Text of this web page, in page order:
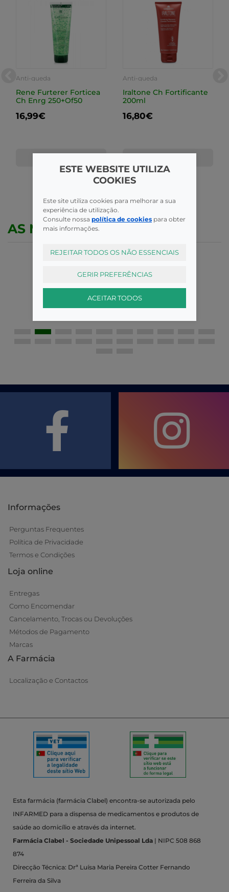
Anti-queda
Rene Furterer Forticea
Ch Enrg 250+Of50
16,99€
Anti-queda
Iraltone Ch Fortificante
200ml
16,80€
AS MELHORES MARCAS
Informações
Perguntas Frequentes
Política de Privacidade
Termos e Condições
Loja online
Entregas
Como Encomendar
Cancelamento, Trocas ou Devoluções
Métodos de Pagamento
Marcas
A Farmácia
Localização e Contactos
Esta farmácia (farmácia Clabel) encontra-se autorizada pelo
INFARMED para a dispensa de medicamentos e produtos de
saúde ao domicílio e através da internet.
Farmácia Clabel - Sociedade Unipessoal Lda | NIPC 508 868
874
Direcção Técnica: Drª Luísa Maria Pereira Cotter Fernando
Ferreira da Silva
ESTE WEBSITE UTILIZA
COOKIES
Este site utiliza cookies para melhorar a sua
experiência de utilização.
Consulte nossa política de cookies para obter
mais informações.
REJEITAR TODOS OS NÃO ESSENCIAIS
GERIR PREFERÊNCIAS
ACEITAR TODOS